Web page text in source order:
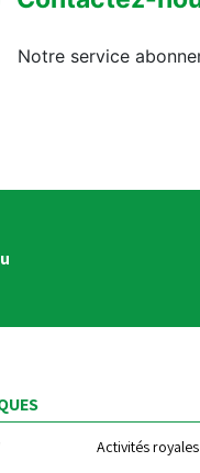
Notre service
Activités royales